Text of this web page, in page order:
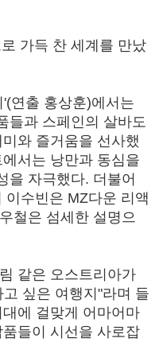
가득 찬 세계를 만났
연출 홍상훈)에서는
들과 스페인의 살바도
와 즐거움을 선사했
서는 낭만과 동심을
을 자극했다. 더불어
수빈은 MZ다운 리액
철은 섬세한 설명으
같은 오스트리아가
싶은 여행지"라며 들
에 걸맞게 어마어마
들이 시선을 사로잡